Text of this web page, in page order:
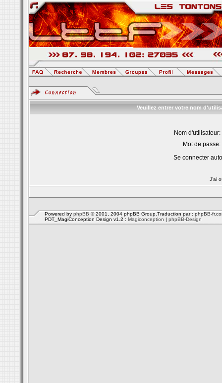
Veuillez entrer votre nom
Nom d'utilisateur:
Mot de passe:
Se connecter
J'ai
Powered by phpBB © 2001, 2004 phpBB Group.Traduction par : phpBB-
PDT_MagiConception Design v1.2 : Magiconception | phpBB-Design